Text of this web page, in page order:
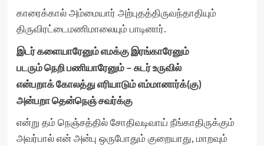
காரைக்கால் அம்மையார் அற்புதத்திருவந்தாதியும்
திருவிரட்டைமணிமாலையும் பாடினார்.
இடர் களையாரேனும் எமக்கு இரங்காரேனும்
படரும் நெறி பணியாரேனும்–சுடர் உருவில்
என்பறாக் கோலத்து எரியாடும் எம்மானார்க்(கு)
அன்பறா தென்நெஞ் சவர்க்கு
என்று தம் நெஞ்சத்தில் சோதிவடிவாய் நீங்காதிருக்கும்
அவர்பால் என் அன்பு ஒருபோதும் குறையாது, மாறவும்